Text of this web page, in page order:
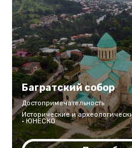
Багратский собор
Достопримечательность
Исторические и
· ЮНЕСКО